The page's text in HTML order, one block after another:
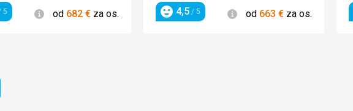
5 Informácie
od 682 € za os. Hodnotenie
4,5 / 5 Informácie
od 663 € za os.